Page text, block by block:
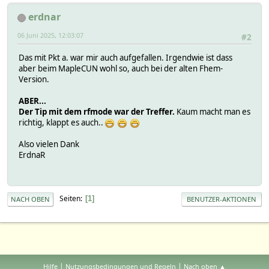
MapleCUN_2_868_MAX
?
cnt 3
dmx -1000
dtot 0
dtotcnt 0
mTS 05.06. 17:27:52
tot 0.000159025192260742
mAr:
HASH(0x565559849a30)
?
Attributes:
icon cul@orange
room SYSTEM
sendQueue:
Attributes:
IODev MapleCUN_2_868_MAX
broadcastTimeDiff 10
devStateIcon .*ok:temp_temperature_max@green
fakeSCaddr 222222
group CUL
icon cul_max@grey
room Devices->MAX
sortby 00000
erdnar
#2
06 Juni 2025, 12:03:07
Das mit Pkt a. war mir auch aufgefallen. Irgendwie ist dass
aber beim MapleCUN wohl so, auch bei der alten Fhem-
Version.
ABER...
Der Tip mit dem rfmode war der Treffer. Kaum macht man es
richtig, klappt es auch..
Also vielen Dank
ErdnaR
NACH OBEN Seiten 1 BENUTZER-AKTIONEN
Hilfe | Nutzungsbedingungen und Regeln | Nach oben ▲